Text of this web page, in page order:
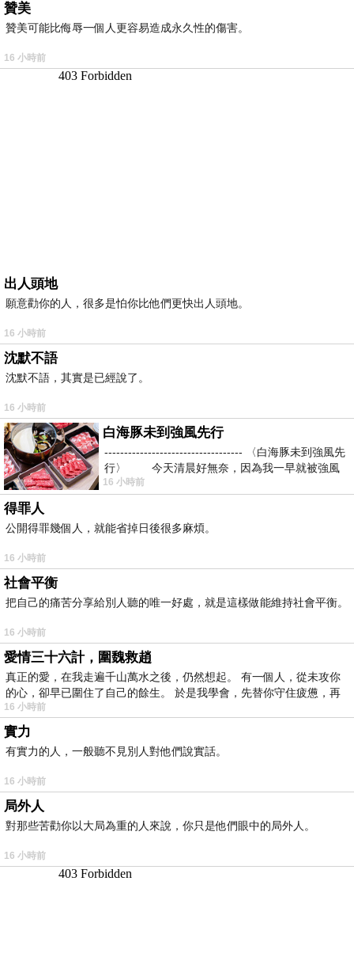
贊美
贊美可能比侮辱一個人更容易造成永久性的傷害。
16 小時前
出人頭地
願意勸你的人，很多是怕你比他們更快出人頭地。
16 小時前
沈默不語
沈默不語，其實是已經說了。
16 小時前
白海豚未到強風先行
----------------------------------- 〈白海豚未到強風先
行〉 今天清晨好無奈，因為我一早就被強風
16 小時前
得罪人
公開得罪幾個人，就能省掉日後很多麻煩。
16 小時前
社會平衡
把自己的痛苦分享給別人聽的唯一好處，就是這樣做能維持社會平衡。
16 小時前
愛情三十六計，圍魏救趙
真正的愛，在我走遍千山萬水之後，仍然想起。 有一個人，從未攻你
的心，卻早已圍住了自己的餘生。 於是我學會，先替你守住疲憊，再
16 小時前
實力
有實力的人，一般聽不見別人對他們說實話。
16 小時前
局外人
對那些苦勸你以大局為重的人來說，你只是他們眼中的局外人。
16 小時前